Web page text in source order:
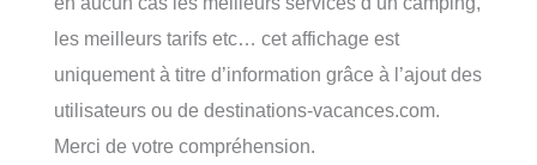
les meilleurs tarifs etc… cet affichage est
uniquement à titre d’information grâce à l’ajout des
utilisateurs ou de destinations-vacances.com.
Merci de votre compréhension.